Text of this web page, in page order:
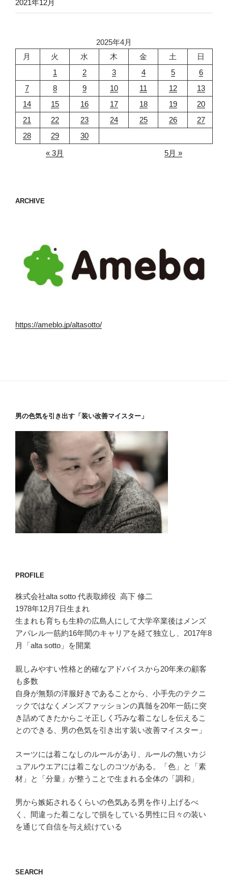
2021年12月
2025年4月
月
火 水 木 金 土
日
1
2 3 4 5
6
7
8 9 10 11 12
13
14
15 16 17 18 19
20
21
22 23 24 25 26
27
28
29
30
« 3月
5月 »
ARCHIVE
https://ameblo.jp/altasotto/
男の色気を引き出す「装い改善マイスター」
PROFILE
株式会社alta sotto 代表取締役 高下 修二
1978年12月7日生まれ
生まれも育ちも生粋の広島人にして大学卒業後はメンズ
アパレル一筋約16年間のキャリアを経て独立し、2017年8
月「alta sotto」を開業
親しみやすい性格と的確なアドバイスから20年来の顧客
も多数
自身が無類の洋服好きであることから、小手先のテクニ
ックではなくメンズファッションの真髄を20年一筋に突
き詰めてきたからこそ正しく巧みな着こなしを伝えるこ
とのできる、男の色気を引き出す装い改善マイスター」
スーツには着こなしのルールがあり、ルールの無いカジ
ュアルウエアには着こなしのコツがある。「色」と「素
材」と「分量」が整うことで生まれる全体の「調和」
男から嫉妬されるくらいの色気ある男を作り上げるべ
く、間違った着こなしで損をしている男性に日々の装い
を通じて自信を与え続けている
SEARCH